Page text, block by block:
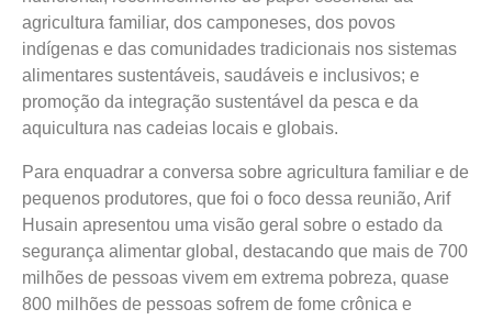
agricultura familiar, dos camponeses, dos povos
indígenas e das comunidades tradicionais nos sistemas
alimentares sustentáveis, saudáveis e inclusivos; e
promoção da integração sustentável da pesca e da
aquicultura nas cadeias locais e globais.
Para enquadrar a conversa sobre agricultura familiar e de
pequenos produtores, que foi o foco dessa reunião, Arif
Husain apresentou uma visão geral sobre o estado da
segurança alimentar global, destacando que mais de 700
milhões de pessoas vivem em extrema pobreza, quase
800 milhões de pessoas sofrem de fome crônica e